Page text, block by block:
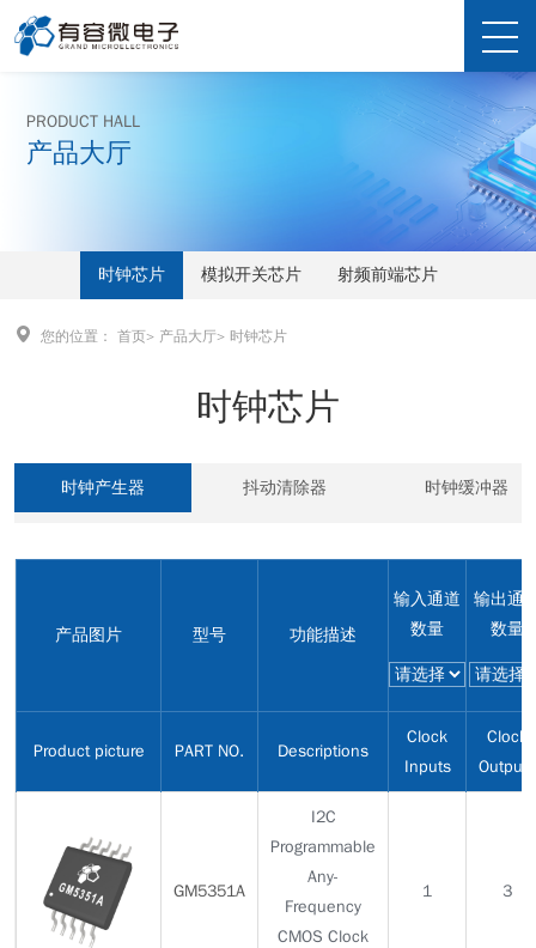
PRODUCT HALL
产品大厅
时钟芯片 模拟开关芯片 射频前端芯片
您的位置： 首页> 产品大厅> 时钟芯片
时钟芯片
时钟产生器 抖动清除器 时钟缓冲器
产品图片 型号 功能描述
输入通道
数量
输出通
数量
Product picture PART NO. Descriptions
Clock
Inputs
Clock
Outputs
GM5351A
I2C
Programmable
Any-
Frequency
CMOS Clock
1 3